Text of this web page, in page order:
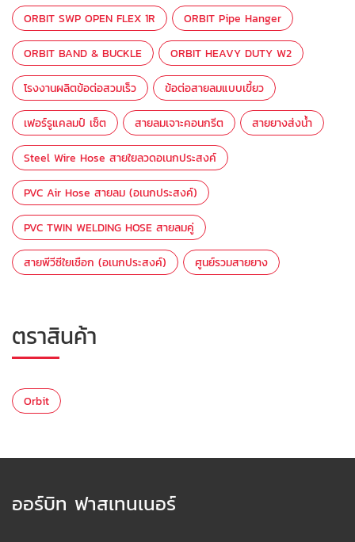
ORBIT SWP OPEN FLEX 1R ORBIT Pipe Hanger
ORBIT BAND & BUCKLE ORBIT HEAVY DUTY W2
โรงงานผลิตข้อต่อสวมเร็ว ข้อต่อสายลมแบบเขี้ยว
เฟอร์รูแคลมป์ เซ็ต สายลมเจาะคอนกรีต สายยางส่งน้ำ
Steel Wire Hose สายใยลวดอเนกประสงค์
PVC Air Hose สายลม (อเนกประสงค์)
PVC TWIN WELDING HOSE สายลมคู่
สายพีวีซีใยเชือก (อเนกประสงค์) ศูนย์รวมสายยาง
ตราสินค้า
Orbit
ออร์บิท ฟาสเทนเนอร์